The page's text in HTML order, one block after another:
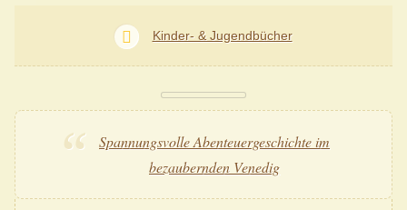
Kinder- & Jugendbücher
Spannungsvolle Abenteuergeschichte im
bezaubernden Venedig